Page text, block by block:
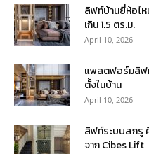
ลิฟท์บ้านยี่ห้อไห
เกิน 1.5 ตร.ม.
April 10, 2026
แพลตฟอร์มลิฟท์
ตั้งในบ้าน
April 10, 2026
ลิฟท์ระบบสกรู
จาก Cibes Lift